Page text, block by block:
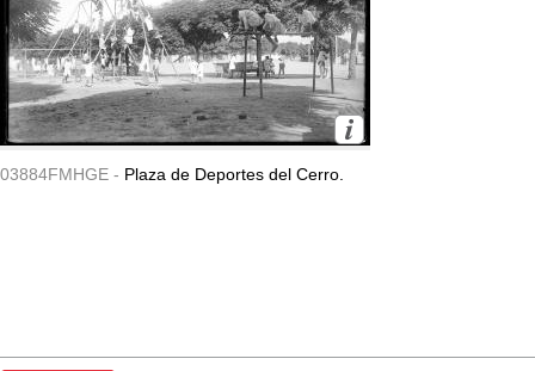
03884FMHGE - Plaza de Deportes del Cerro.